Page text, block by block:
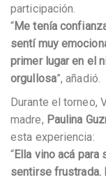
participación.
“Me tenía
sentí muy
primer lugar en el
orgullosa”, añadió.
Durante el torneo,
madre, Paulina
esta experiencia:
“Ella vino acá para
sentirse frustrada.